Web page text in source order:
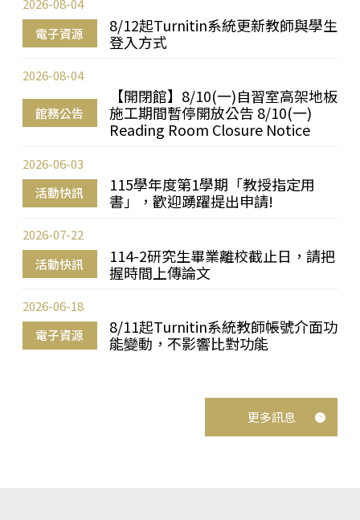
電子資源
8/12起Turnitin系統更新教師與學生
登入方式
2026-08-04
館務公告
【開閉館】8/10(一)自習室高架地板
施工期間暫停開放公告 8/10(一)
Reading Room Closure Notice
2026-08-04
活動快訊
115學年度第1學期「教授指定用
書」，歡迎踴躍提出申請!
2026-06-03
活動快訊
114-2研究生畢業離校截止日，請把
握時間上傳論文
2026-07-22
電子資源
8/11起Turnitin系統教師帳號介面功
能變動，不影響比對功能
2026-06-18
更多訊息